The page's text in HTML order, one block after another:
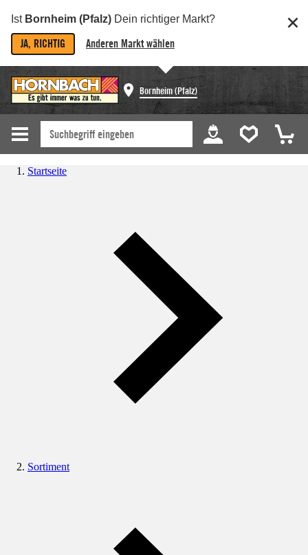
Ist Bornheim (Pfalz) Dein richtiger Markt?
JA, RICHTIG Anderen Markt wählen
Bornheim (Pfalz)
Startseite
Sortiment